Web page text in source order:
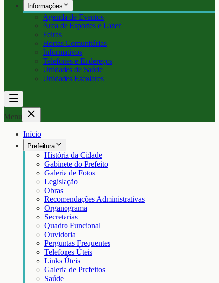
Informações
Agenda de Eventos
Área de Esportes e Lazer
Feiras
Hortas Comunitárias
Informativos
Telefones e Endereços
Unidades de Saúde
Unidades Escolares
Menu
Início
Prefeitura
História da Cidade
Gabinete do Prefeito
Galeria de Fotos
Legislação
Obras
Recomendações Administrativas
Organograma
Secretarias
Quadro Funcional
Ouvidoria
Perguntas Frequentes
Telefones Úteis
Links Úteis
Galeria de Prefeitos
Saúde